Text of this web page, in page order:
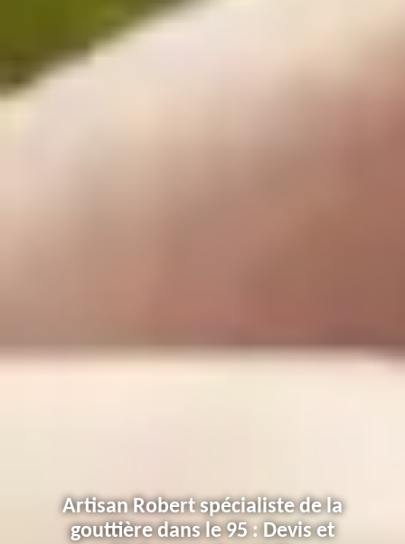
Artisan Robert spécialiste de la
gouttière dans le 95 : Devis et